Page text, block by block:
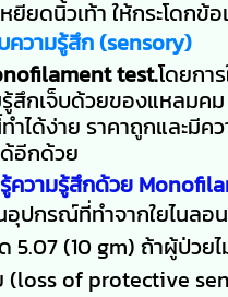
ยียดนิ้วเท้า ให้กระโดกข้อ
ความรู้สึก (sensory)
test.โดยกา
สึกเจ็บด้วยของแหลมค
ได้ง่าย ราคาถูกและมีค
อีกด้วย
ความรู้สึกด้วย
ปกรณ์ที่ทำจากใยไนลอ
5.07 (10 gm) ถ้าผู้ป่วย
(loss of protective